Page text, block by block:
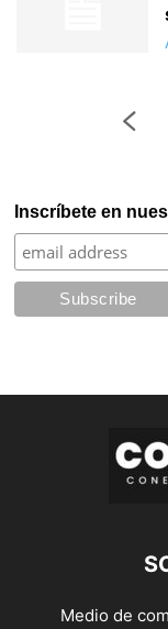
Inscríbete en
Medio de